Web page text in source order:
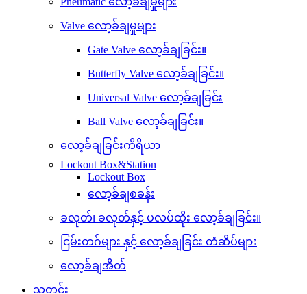
Valve လော့ခ်ချမှုများ
Gate Valve လော့ခ်ချခြင်း။
Butterfly Valve လော့ခ်ချခြင်း။
Universal Valve လော့ခ်ချခြင်း
Ball Valve လော့ခ်ချခြင်း။
လော့ခ်ချခြင်းကိရိယာ
Lockout Box&Station
Lockout Box
လော့ခ်ချစခန်း
ခလုတ်၊ ခလုတ်နှင့် ပလပ်ထိုး လော့ခ်ချခြင်း။
ငြမ်းတဂ်များ နှင့် လော့ခ်ချခြင်း တံဆိပ်များ
လော့ခ်ချအိတ်
သတင်း